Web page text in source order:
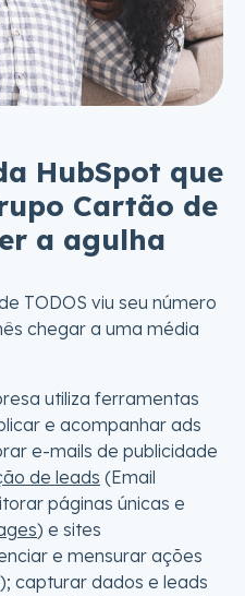
HubSpot que
Cartão de
a agulha
TODOS viu seu número
chegar a uma média
utiliza ferramentas
e acompanhar ads
e-mails de publicidade
de leads (Email
páginas únicas e
) e sites
e mensurar ações
capturar dados e leads